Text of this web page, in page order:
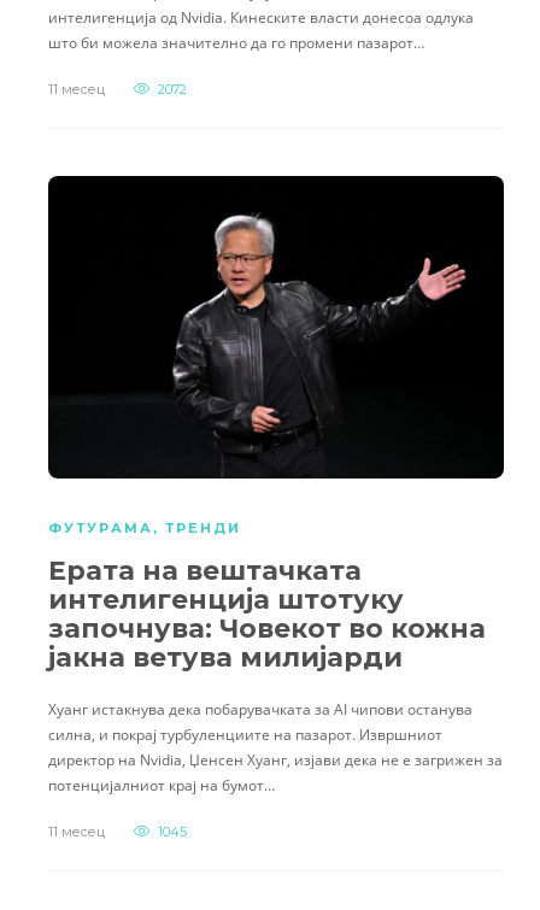
интелигенција од Nvidia. Кинеските власти донесоа одлука
што би можела значително да го промени пазарот…
11 месец 2072
ФУТУРАМА , ТРЕНДИ
Ерата на вештачката
интелигенција штотуку
започнува: Човекот во кожна
јакна ветува милијарди
Хуанг истакнува дека побарувачката за AI чипови останува
силна, и покрај турбуленциите на пазарот. Извршниот
директор на Nvidia, Џенсен Хуанг, изјави дека не е загрижен за
потенцијалниот крај на бумот…
11 месец 1045